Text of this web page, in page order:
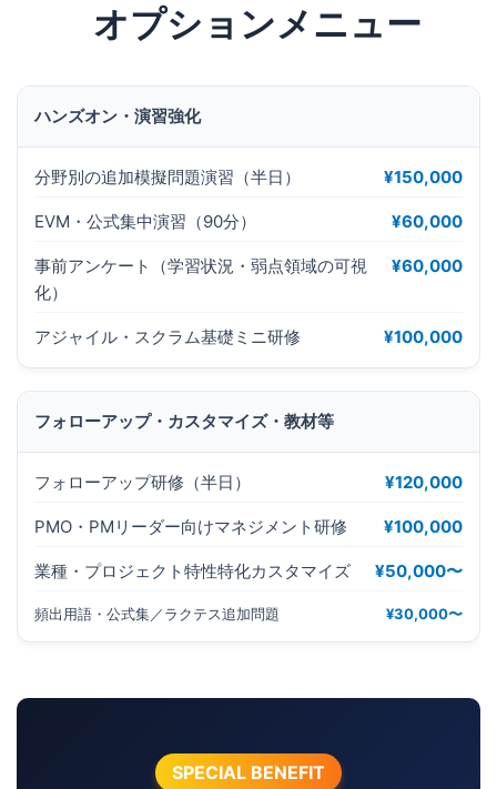
オプションメニュー
ハンズオン・演習強化
分野別の追加模擬問題演習（半日） ¥150,000
EVM・公式集中演習（90分） ¥60,000
事前アンケート（学習状況・弱点領域の可視
化）
¥60,000
アジャイル・スクラム基礎ミニ研修 ¥100,000
フォローアップ・カスタマイズ・教材等
フォローアップ研修（半日） ¥120,000
PMO・PMリーダー向けマネジメント研修 ¥100,000
業種・プロジェクト特性特化カスタマイズ ¥50,000〜
頻出用語・公式集／ラクテス追加問題 ¥30,000〜
SPECIAL BENEFIT